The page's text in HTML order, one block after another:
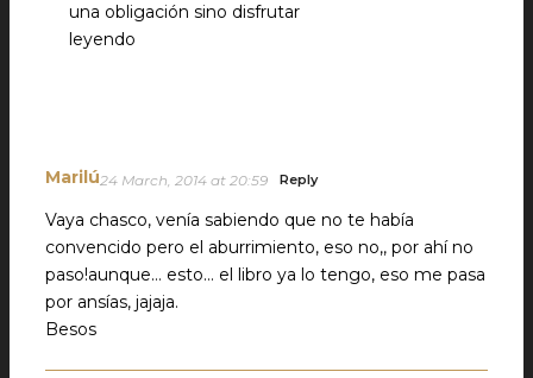
una obligación sino disfrutar
leyendo
Marilú24 March, 2014 at 20:59 Reply
Vaya chasco, venía sabiendo que no te había
convencido pero el aburrimiento, eso no,, por ahí no
paso!aunque… esto… el libro ya lo tengo, eso me pasa
por ansías, jajaja.
Besos